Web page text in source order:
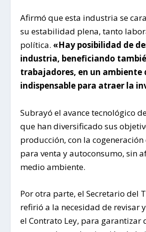
Afirmó que esta industria se
su estabilidad plena, tanto
política. «Hay posibilidad de
industria, beneficiando
trabajadores, en un ambiente
indispensable para atraer la
Subrayó el avance tecnológico
que han diversificado sus
producción, con la cogeneración
para venta y autoconsumo, sin
medio ambiente.
Por otra parte, el Secretario del
refirió a la necesidad de revisar
el Contrato Ley, para garantizar